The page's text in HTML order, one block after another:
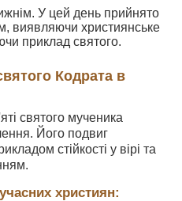
У цей день прийнято
виявляючи християнське
приклад святого.
Кодрата в
святого мученика
Його подвиг
стійкості у вірі та
християн: